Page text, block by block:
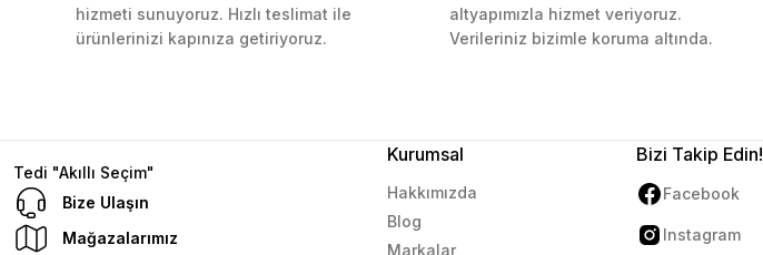
L... M... | 11/10/2023
hizmeti sunuyoruz. Hızlı teslimat ile
ürünlerinizi kapınıza getiriyoruz.
altyapımızla hizmet veriyoruz.
Verileriniz bizimle koruma altında.
Tedi "Akıllı Seçim"
Bize Ulaşın
Mağazalarımız
Kurumsal
Hakkımızda
Blog
Markalar
Bizi Takip Edin!
Facebook
Instagram